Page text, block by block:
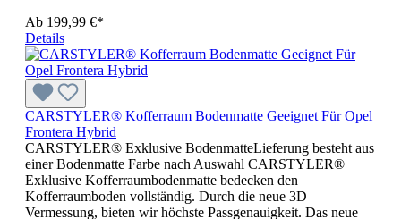
Ab 199,99 €*
Details
CARSTYLER® Kofferraum Bodenmatte Geeignet Für Opel
Frontera Hybrid
CARSTYLER® Exklusive BodenmatteLieferung besteht aus
einer Bodenmatte Farbe nach Auswahl CARSTYLER®
Exklusive Kofferraumbodenmatte bedecken den
Kofferraumboden vollständig. Durch die neue 3D
Vermessung, bieten wir höchste Passgenauigkeit. Das neue